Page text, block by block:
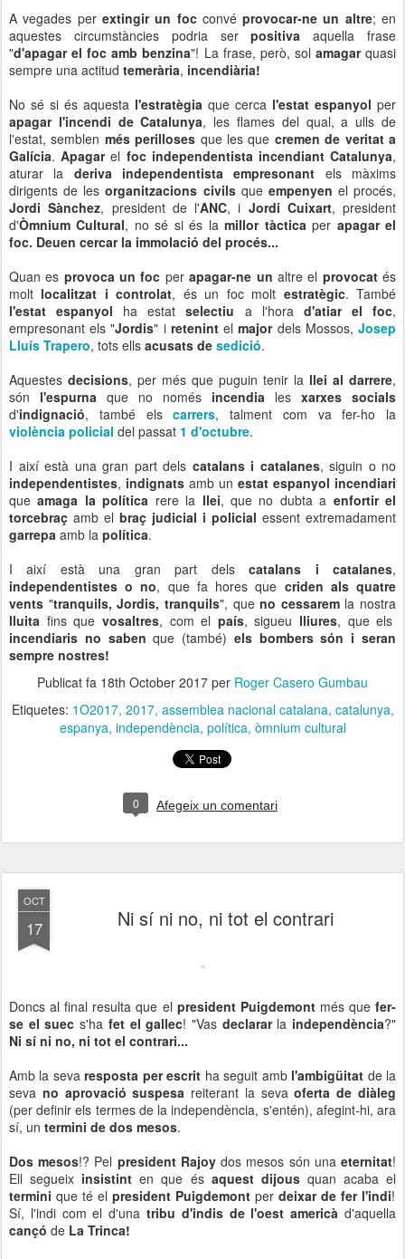
A vegades per extingir un foc convéprovocar-ne un altre; en
aquestes circumstàncies podria serpositiva aquella frase
"d'apagar el foc amb benzina"! La frase, però, sol amagarquasi
sempre una actitud temerària, incendiària!
No sé si és aquesta l'estratègia que cerca l'estat espanyol per
apagar l'incendi de Catalunya, les flames del qual, a ulls de
l'estat, semblen més perilloses que les que cremen de veritat a
Galícia.Apagarel foc independentista incendiant Catalunya,
aturar la deriva independentista empresonant els màxims
dirigents de lesorganitzacions civilsque empenyen el procés,
Jordi Sànchez, president de l'ANC, i Jordi Cuixart, president
d'Òmnium Cultural, no sé si és lamillor tàctica per apagar el
foc. Deuen cercar la immolació del procés...
Quan es provoca un foc perapagar-ne un altre el provocatés
molt localitzat i controlat, és un foc molt estratègic. També
l'estat espanyol ha estatselectiu a l'hora d'atiar el foc,
empresonant els "Jordis" i retenintelmajor dels Mossos,Josep
Lluís Trapero, tots ells acusats de sedició.
Aquestes decisions, per més que puguin tenir la llei al darrere,
són l'espurna que no només incendia les xarxes socials
d'indignació, també elscarrers, talment com va fer-ho la
violència policial del passat 1 d'octubre.
I així està una gran part dels catalans i catalanes, siguin o no
independentistes, indignats amb un estat espanyol incendiari
que amaga la política rere la llei, que no dubta a enfortir el
torcebraç amb el braç judicial i policial essent extremadament
garrepa amb la política.
I així està una gran part delscatalans i catalanes,
independentistes o no, que fa hores que criden als quatre
vents "tranquils, Jordis, tranquils", queno cessaremla nostra
lluita fins que vosaltres, com el país, sigueu lliures, que els
incendiaris no saben que (també) els bombers són i seran
sempre nostres!
Publicat fa 18th October 2017 per Roger Casero Gumbau
Etiquetes: 1O2017 2017 assemblea nacional catalana catalunya
espanya independència política òmnium cultural
0 Afegeix un comentari
OCT
17 Ni sí ni no, ni tot el contrari
Doncs al final resulta que el president Puigdemontmés quefer-
se el suec s'ha fet el gallec! "Vas declararla independència?"
Ni sí ni no, ni tot el contrari...
Amb la sevaresposta per escrit ha seguit amb l'ambigüitat de la
seva no aprovació suspesa reiterant la sevaoferta de diàleg
(per definir els termes de la independència, s'entén), afegint-hi, ara
sí, un termini de dos mesos.
Dos mesos!? Pel president Rajoydos mesos són unaeternitat!
Ell segueix insistint en que és aquest dijousquan acaba el
termini que té el president Puigdemont per deixar de fer l'indi!
Sí, l'indi com el d'una tribu d'indis de l'oest americà d'aquella
cançó de La Trinca!